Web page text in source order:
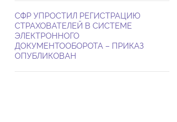
СФР УПРОСТИЛ РЕГИСТРАЦИЮ
СТРАХОВАТЕЛЕЙ В СИСТЕМЕ
ЭЛЕКТРОННОГО
ДОКУМЕНТООБОРОТА – ПРИКАЗ
ОПУБЛИКОВАН